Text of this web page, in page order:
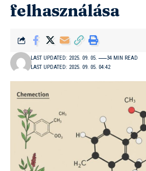
felhasználása
LAST UPDATED: 2025. 09. 05. 04:42
LAST UPDATED: 2025. 09. 05. 34 MIN READ